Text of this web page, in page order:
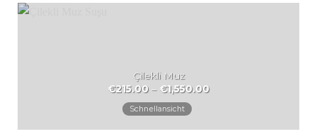
Çilekli Muz
€215.00 – €1,550.00Preisspanne:
Schnellansicht